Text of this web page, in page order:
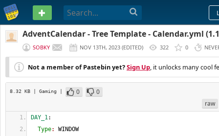
PASTEBIN
AdventCalendar - Tree Template - Calendar.yml
SOBKY NOV 13TH, 2023 (EDITED) 322 0
Not a member of Pastebin yet?Sign Up, it unlocks many cool
8.32 KB | Gaming | 0
0
raw
DAY_1:
Type: WINDOW